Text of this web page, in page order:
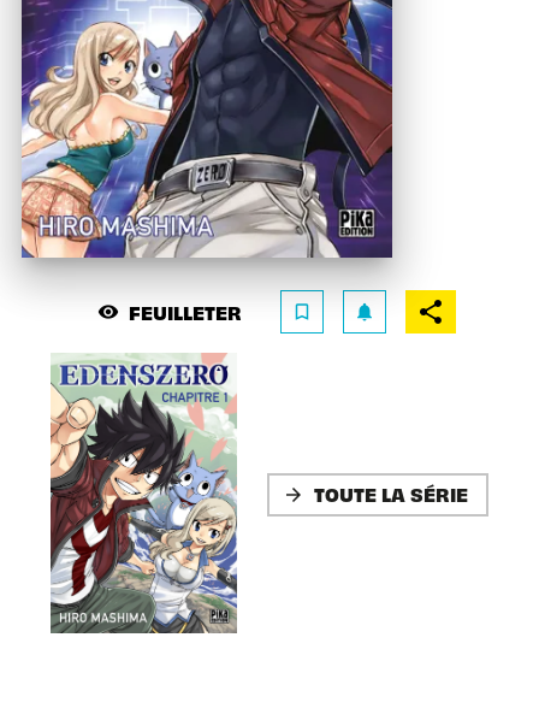
visibility FEUILLETER bookmark_border notifications
arrow_forward TOUTE LA SÉRIE